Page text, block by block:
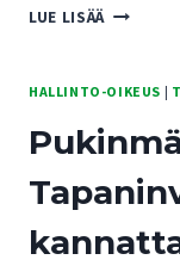
LUE LISÄÄ
HALLINTO-OIKEUS |